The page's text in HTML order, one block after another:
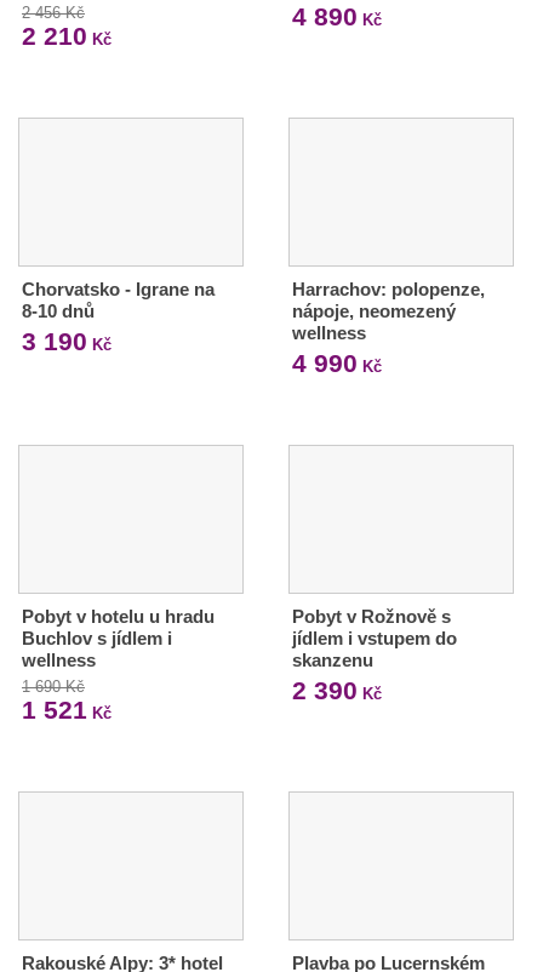
2 456 Kč
2 210 Kč
4 890 Kč
Chorvatsko - Igrane na
8-10 dnů
3 190 Kč
Harrachov: polopenze,
nápoje, neomezený
wellness
4 990 Kč
Pobyt v hotelu u hradu
Buchlov s jídlem i
wellness
1 690 Kč
1 521 Kč
Pobyt v Rožnově s
jídlem i vstupem do
skanzenu
2 390 Kč
Rakouské Alpy: 3* hotel
Plavba po Lucernském